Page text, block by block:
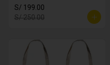
MOUSE
S/ 199.00
S/ 250.00